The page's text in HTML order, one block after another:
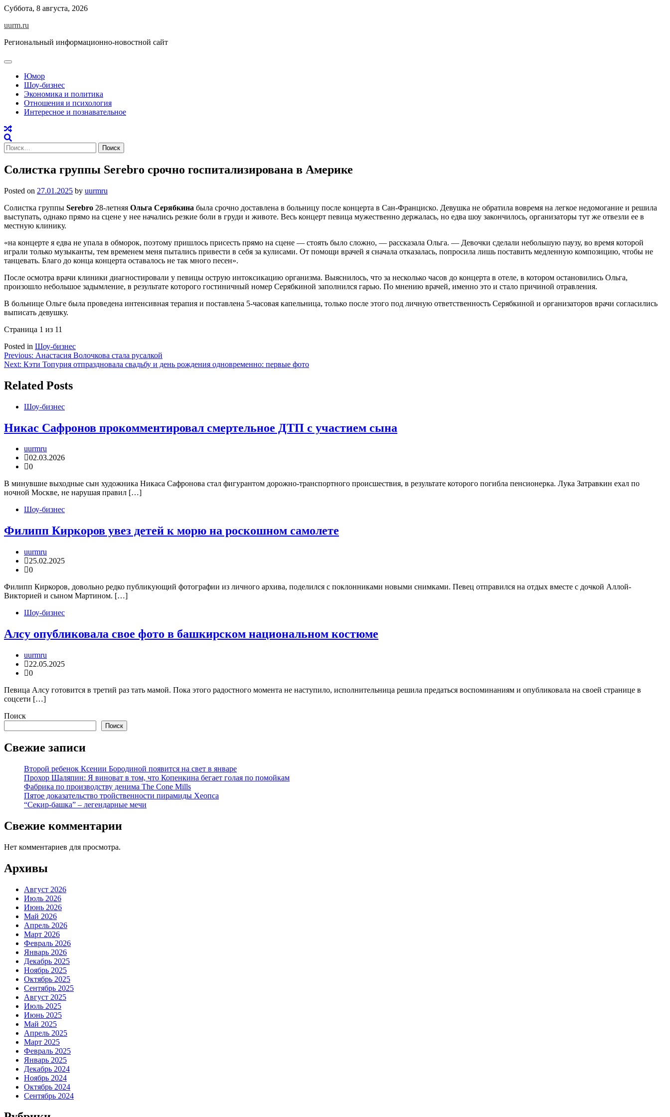
Skip
content
Суббота, 8 августа, 2026
uurm.ru
Региональный информационно-новостной сайт
Юмор
Шоу-бизнес
Экономика и политика
Отношения и психология
Интересное и познавательное
Найти:
Солистка группы Serebro срочно госпитализирована в Америке
Posted on 27.01.2025 by uurmru
Солистка группы Serebro 28-летняя Ольга Серябкина была срочно доставлена в больницу после концерта в Сан-Франциско. Девушка не обратила вовремя на легкое недомогание и решила
выступать, однако прямо на сцене у нее начались резкие боли в груди и животе. Весь концерт певица мужественно держалась, но едва шоу закончилось, организаторы тут же отвезли ее в
местную клинику.
«на концерте я едва не упала в обморок, поэтому пришлось присесть прямо на сцене — стоять было сложно, — рассказала Ольга. — Девочки сделали небольшую паузу, во время которой
играли только музыканты, тем временем меня пытались привести в себя за кулисами. От помощи врачей я сначала отказалась, попросила лишь поставить медленную композицию, чтобы не
танцевать. Благо до конца концерта оставалось не так много песен».
После осмотра врачи клиники диагностировали у певицы острую интоксикацию организма. Выяснилось, что за несколько часов до концерта в отеле, в котором остановились Ольга,
произошло небольшое задымление, в результате которого гостиничный номер Серябкиной заполнился гарью. По мнению врачей, именно это и стало причиной отравления.
В больнице Ольге была проведена интенсивная терапия и поставлена 5-часовая капельница, только после этого под личную ответственность Серябкиной и организаторов врачи согласились
выписать девушку.
Страница 1 из 11
Posted in Шоу-бизнес
Навигация
по
записям
Previous: Анастасия Волочкова стала русалкой
Next: Кэти Топурия отпраздновала свадьбу и день рождения одновременно: первые фото
Related Posts
Шоу-бизнес
Никас Сафронов прокомментировал смертельное ДТП с участием сына
uurmru
02.03.2026
0
В минувшие выходные сын художника Никаса Сафронова стал фигурантом дорожно-транспортного происшествия, в результате которого погибла пенсионерка. Лука Затравкин ехал по
ночной Москве, не нарушая правил […]
Шоу-бизнес
Филипп Киркоров увез детей к морю на роскошном самолете
uurmru
25.02.2025
0
Филипп Киркоров, довольно редко публикующий фотографии из личного архива, поделился с поклонниками новыми снимками. Певец отправился на отдых вместе с дочкой Аллой-
Викторией и сыном Мартином. […]
Шоу-бизнес
Алсу опубликовала свое фото в башкирском национальном костюме
uurmru
22.05.2025
0
Певица Алсу готовится в третий раз тать мамой. Пока этого радостного момента не наступило, исполнительница решила предаться воспоминаниям и опубликовала на своей странице в
соцсети […]
Поиск
Поиск
Свежие записи
Второй ребенок Ксении Бородиной появится на свет в январе
Прохор Шаляпин: Я виноват в том, что Копенкина бегает голая по помойкам
Фабрика по производству денима The Cone Mills
Пятое доказательство тройственности пирамиды Хеопса
“Секир-башка” – легендарные мечи
Свежие комментарии
Нет комментариев для просмотра.
Архивы
Август 2026
Июль 2026
Июнь 2026
Май 2026
Апрель 2026
Март 2026
Февраль 2026
Январь 2026
Декабрь 2025
Ноябрь 2025
Октябрь 2025
Сентябрь 2025
Август 2025
Июль 2025
Июнь 2025
Май 2025
Апрель 2025
Март 2025
Февраль 2025
Январь 2025
Декабрь 2024
Ноябрь 2024
Октябрь 2024
Сентябрь 2024